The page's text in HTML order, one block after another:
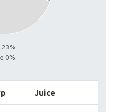
0%
Juice